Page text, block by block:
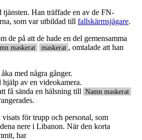
tjänsten. Han träffade en av de FN-
som var utbildad till fallskärmsjägare.
de på att de hade en del gemensamma
maskerat maskerat , omtalade att han
med några gånger.
hjälp av en videokamera.
få sända en hälsning till Namn maskerat
för trupp och personal, som
nere i Libanon. När den korta
har